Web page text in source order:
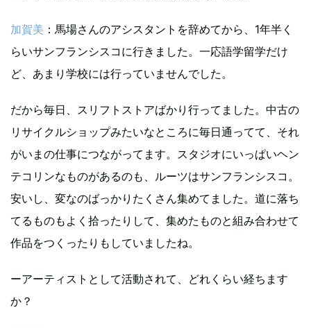
加賀美 ：馬場さんのアシスタントを辞めてから、1年半く
らいサンフランシスコに行きました。一応語学留学だけ
ど、あまり学校には行っていませんでした。
だから毎日、スリフトストアばかり行ってました。中古の
リサイクルショップみたいなところに毎日通ってて、それ
がいまの仕事につながってます。スタジオにいっぱいヘン
テコリンなものがあるのも、ルーツはサンフランシスコ。
安いし、変なのばっかりたくさん集めてました。道に落ち
てるものもよく拾ったりして、集めたものと組み合わせて
作品をつくったりもしていましたね。
ーアーティストとして活動されて、どれくらい経ちます
か？